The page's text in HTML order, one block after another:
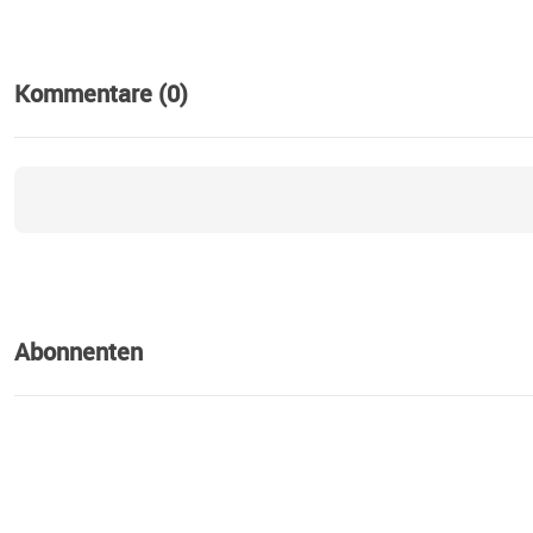
Kommentare (0)
Abonnenten